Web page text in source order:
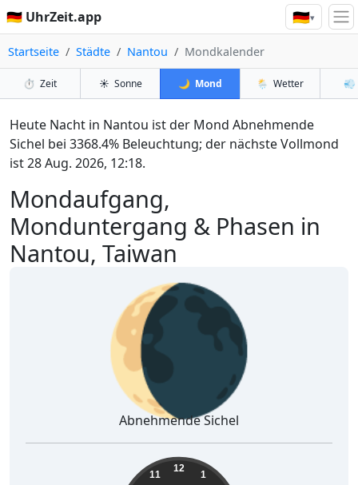
🇩🇪 UhrZeit.app 🇩🇪▾
Startseite Städte Nantou Mondkalender
⏱️ Zeit ☀️ Sonne 🌙 Mond 🌦️ Wetter 💨
Mondaufgang,
Monduntergang & Phasen in
Nantou, Taiwan
Heute Nacht in Nantou ist der Mond Abnehmende
Sichel bei 3368.4% Beleuchtung; der nächste Vollmond
ist 28 Aug. 2026, 12:18.
🌘
Abnehmende Sichel
12
1
11